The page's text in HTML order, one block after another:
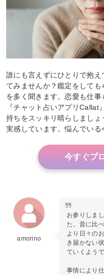
誰にも言えずにひとりで抱
てみませんか？鑑定をして
を多く聞きます。恋愛も仕事
『チャット占いアプリ
持ちをスッキリ晴らしまし
実感しています。悩んでいる
今すぐプ
amorino
お参りしま
た。昔に比
より日々の
き届かない
ていくようで
事情により